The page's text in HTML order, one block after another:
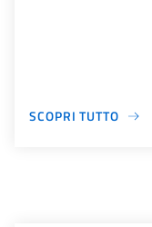
SCOPRI TUTTO